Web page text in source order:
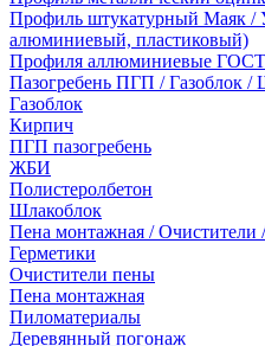
Профиль штукатурный Маяк /
алюминиевый, пластиковый)
Профиля аллюминиевые
Пазогребень ПГП / Газоблок
Газоблок
Кирпич
ПГП пазогребень
ЖБИ
Полистеролбетон
Шлакоблок
Пена монтажная / Очистители
Герметики
Очистители пены
Пена монтажная
Пиломатериалы
Деревянный погонаж